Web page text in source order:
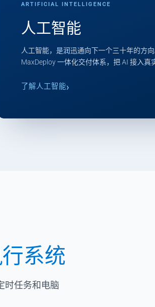
ARTIFICIAL INTELLIGENCE
人工智能
人工智能，是润迅通向下一个三十年的方
MaxDeploy 一体化交付体系，把 AI 接入真
了解人工智能
系统
时任务和电脑